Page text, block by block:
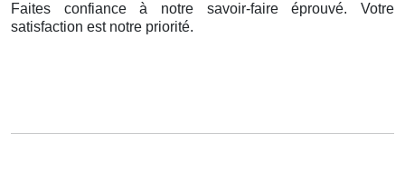
Faites confiance à notre savoir-faire éprouvé. Votre
satisfaction est notre priorité.